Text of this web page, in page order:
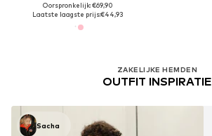
Oorspronkelijk: €69,90
Laatste laagste prijs:€44,93
ZAKELIJKE HEMDEN
OUTFIT INSPIRATIE
Sacha